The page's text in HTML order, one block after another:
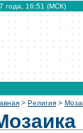
года, 16:51 (МСК)
> Религия >